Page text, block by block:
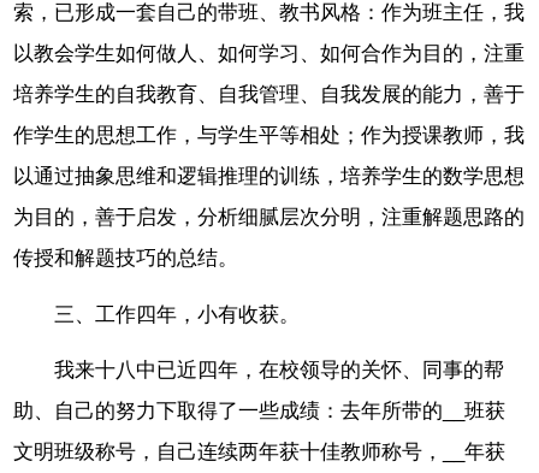
索，已形成一套自己的带班、教书风格：作为班主任，我
以教会学生如何做人、如何学习、如何合作为目的，注重
培养学生的自我教育、自我管理、自我发展的能力，善于
作学生的思想工作，与学生平等相处；作为授课教师，我
以通过抽象思维和逻辑推理的训练，培养学生的数学思想
为目的，善于启发，分析细腻层次分明，注重解题思路的
传授和解题技巧的总结。
三、工作四年，小有收获。
我来十八中已近四年，在校领导的关怀、同事的帮
助、自己的努力下取得了一些成绩：去年所带的__班获
文明班级称号，自己连续两年获十佳教师称号，__年获